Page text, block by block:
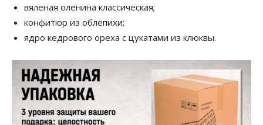
вяленая оленина классическая;
конфитюр из облепихи;
ядро кедрового ореха с цукатами из клюквы.